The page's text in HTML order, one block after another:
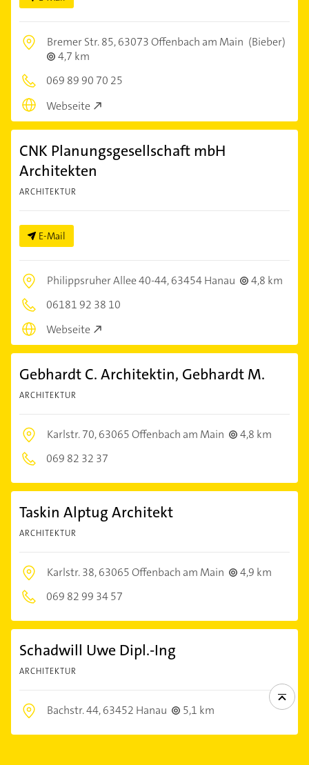
Bremer Str. 85,63073 Offenbach am Main (Bieber)
4,7 km
069 89 90 70 25
Webseite
CNK Planungsgesellschaft mbH
Architekten
ARCHITEKTUR
E-Mail
Philippsruher Allee 40-44,63454 Hanau
4,8 km
06181 92 38 10
Webseite
Gebhardt C. Architektin, Gebhardt M.
ARCHITEKTUR
Karlstr. 70,63065 Offenbach am Main
4,8 km
069 82 32 37
Taskin Alptug Architekt
ARCHITEKTUR
Karlstr. 38,63065 Offenbach am Main
4,9 km
069 82 99 34 57
Schadwill Uwe Dipl.-Ing
ARCHITEKTUR
Bachstr. 44,63452 Hanau 5,1 km